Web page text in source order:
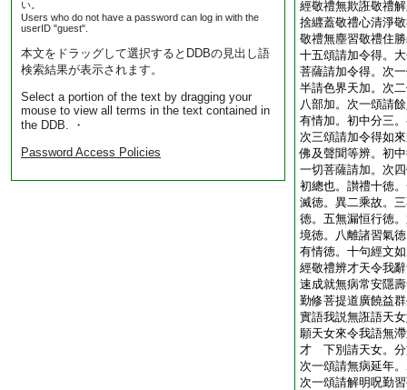
い。
Users who do not have a password can log in with the
userID "guest".
本文をドラッグして選択するとDDBの見出し語
検索結果が表示されます。
Select a portion of the text by dragging your
mouse to view all terms in the text contained in
the DDB. ・
Password Access Policies
經敬禮無欺誑敬禮
捨纒蓋敬禮心清淨
敬禮無塵習敬禮住
十五頌請加令得。
菩薩請加令得。次
半請色界天加。次
八部加。次一頌請
有情加。初中分三
次三頌請加令得如
佛及聲聞等辨。初
一切菩薩請加。次
初總也。讃禮十徳
滅徳。異二乘故。
徳。五無漏恒行徳
境徳。八離諸習氣
有情徳。十句經文
經敬禮辨才天令我
速成就無病常安隱
勤修菩提道廣饒益
實語我説無誑語天
願天女來令我語無
才 下別請天女。分
次一頌請無病延年
次一頌請解明呪勤